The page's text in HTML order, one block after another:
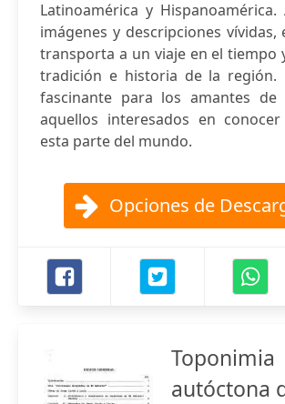
Latinoamérica y
imágenes y descripciones
transporta a un viaje en el tiempo
tradición e historia de la región.
fascinante para los amantes
aquellos interesados en
esta parte del mundo.
Opciones de
Toponimia
autóctona